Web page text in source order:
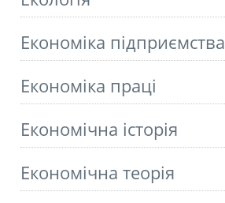
Економіка підприємства
Економіка праці
Економічна історія
Економічна теорія